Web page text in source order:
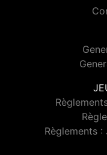
Règlements